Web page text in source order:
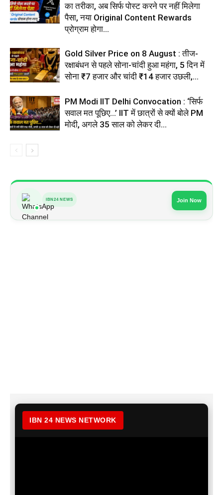
का तरीका, अब सिर्फ पोस्ट करने पर नहीं मिलेगा
पैसा, नया Original Content Rewards
प्रोग्राम होगा...
Gold Silver Price on 8 August : तीज-
रक्षाबंधन से पहले सोना-चांदी हुआ महंगा, 5 दिन में
सोना ₹7 हजार और चांदी ₹14 हजार उछली,...
PM Modi IIT Delhi Convocation : ‘सिर्फ
सवाल मत पूछिए…’ IIT में छात्रों से क्यों बोले PM
मोदी, अगले 35 साल को लेकर दी...
IBN24 NEWS Join Now
IBN 24 NEWS NETWORK